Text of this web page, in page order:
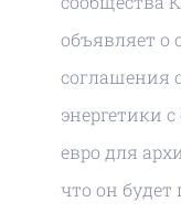
объявляет о
соглашения
энергетики
евро для
что он будет